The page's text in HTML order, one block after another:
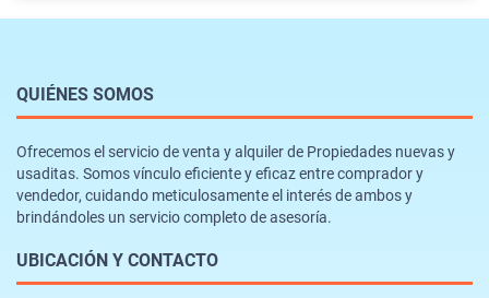
QUIÉNES SOMOS
Ofrecemos el servicio de venta y alquiler de Propiedades nuevas y
usaditas. Somos vínculo eficiente y eficaz entre comprador y
vendedor, cuidando meticulosamente el interés de ambos y
brindándoles un servicio completo de asesoría.
UBICACIÓN Y CONTACTO